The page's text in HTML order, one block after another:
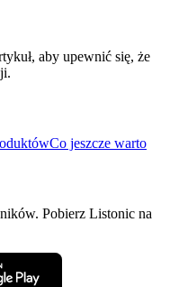
aby upewnić się, że
Co jeszcze warto
Pobierz Listonic na